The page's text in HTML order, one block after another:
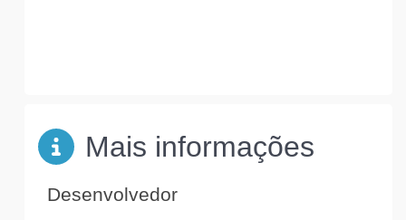
Mais informações
Desenvolvedor